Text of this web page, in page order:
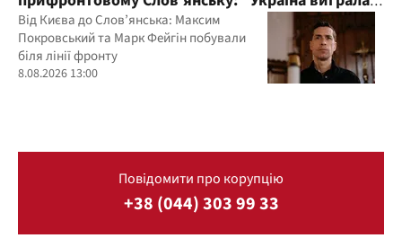
цю війну"
Від Києва до Слов’янська: Максим
Покровський та Марк Фейгін побували
біля лінії фронту
8.08.2026 13:00
Повідомити про корупцію
+38 (044) 303 99 33